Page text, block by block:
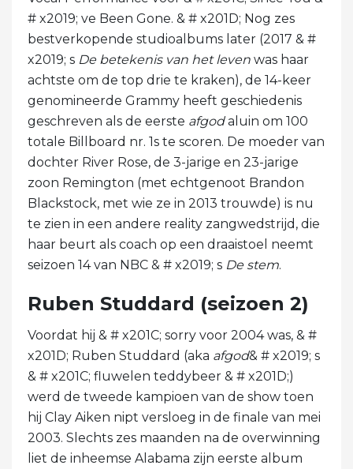
# x2019; ve Been Gone. & # x201D; Nog zes
bestverkopende studioalbums later (2017 & #
x2019; s De betekenis van het leven was haar
achtste om de top drie te kraken), de 14-keer
genomineerde Grammy heeft geschiedenis
geschreven als de eerste afgodaluin om 100
totale Billboard nr. 1s te scoren. De moeder van
dochter River Rose, de 3-jarige en 23-jarige
zoon Remington (met echtgenoot Brandon
Blackstock, met wie ze in 2013 trouwde) is nu
te zien in een andere reality zangwedstrijd, die
haar beurt als coach op een draaistoel neemt
seizoen 14 van NBC & # x2019; s De stem.
Ruben Studdard (seizoen 2)
Voordat hij & # x201C; sorry voor 2004 was, & #
x201D; Ruben Studdard (aka afgod& # x2019; s
& # x201C; fluwelen teddybeer & # x201D;)
werd de tweede kampioen van de show toen
hij Clay Aiken nipt versloeg in de finale van mei
2003. Slechts zes maanden na de overwinning
liet de inheemse Alabama zijn eerste album